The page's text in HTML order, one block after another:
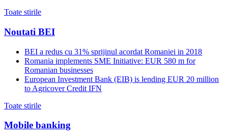
Toate stirile
Noutati BEI
BEI a redus cu 31% sprijinul acordat Romaniei in 2018
Romania implements SME Initiative: EUR 580 m for
Romanian businesses
European Investment Bank (EIB) is lending EUR 20 million
to Agricover Credit IFN
Toate stirile
Mobile banking